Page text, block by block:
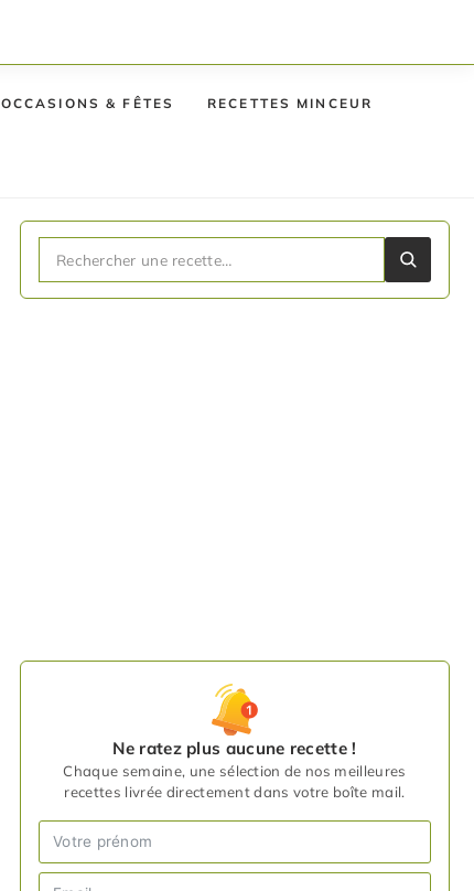
OCCASIONS & FÊTES RECETTES MINCEUR
Ne ratez plus aucune recette !
Chaque semaine, une sélection de nos meilleures
recettes livrée directement dans votre boîte mail.